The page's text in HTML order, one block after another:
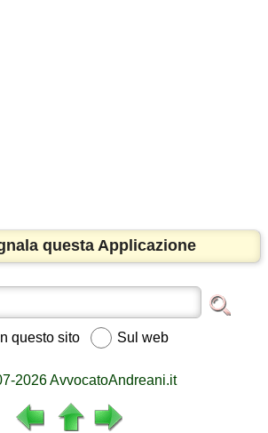
questa Applicazione
In questo sito Sul web
2026 AvvocatoAndreani.it